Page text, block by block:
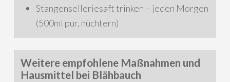
Stangenselleriesaft trinken – jeden Morgen
(500ml pur, nüchtern)
Weitere empfohlene Maßnahmen und
Hausmittel bei Blähbauch